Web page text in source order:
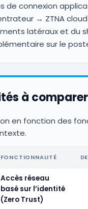
de connexion
→ ZTNA
latéraux et du
sur le
à comparer
en fonction des
FONCTIONNALITÉ
Accès réseau
basé sur l’identité
(Zero Trust)